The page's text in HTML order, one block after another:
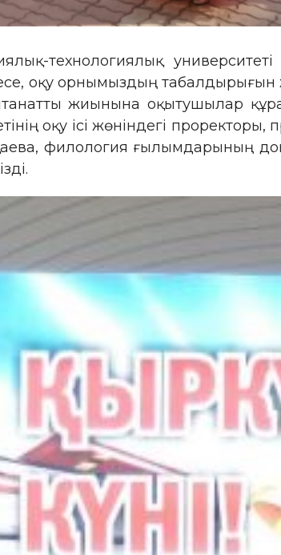
технологиялық
оқу орнымыздың табалдырығын
жиынына оқытушылар
оқу ісі жөніндегі
филология ғылымдарының